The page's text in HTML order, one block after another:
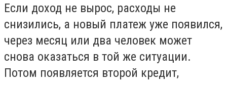
Если доход не вырос, расходы не
снизились, а новый платеж уже появился,
через месяц или два человек может
снова оказаться в той же ситуации.
Потом появляется второй кредит,